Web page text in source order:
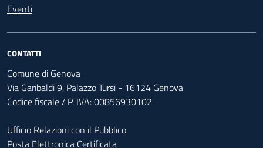
Eventi
CONTATTI
Comune di Genova
Via Garibaldi 9, Palazzo Tursi - 16124 Genova
Codice fiscale / P. IVA: 00856930102
Ufficio Relazioni con il Pubblico
Posta Elettronica Certificata